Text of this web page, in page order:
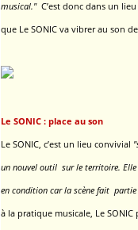
musical." C’est donc dans un
que Le SONIC va vibrer au son
Le SONIC : place au son
Le SONIC, c’est un lieu convivial
un nouvel outil sur le territoire.
en condition car la scène fait
à la pratique musicale, Le